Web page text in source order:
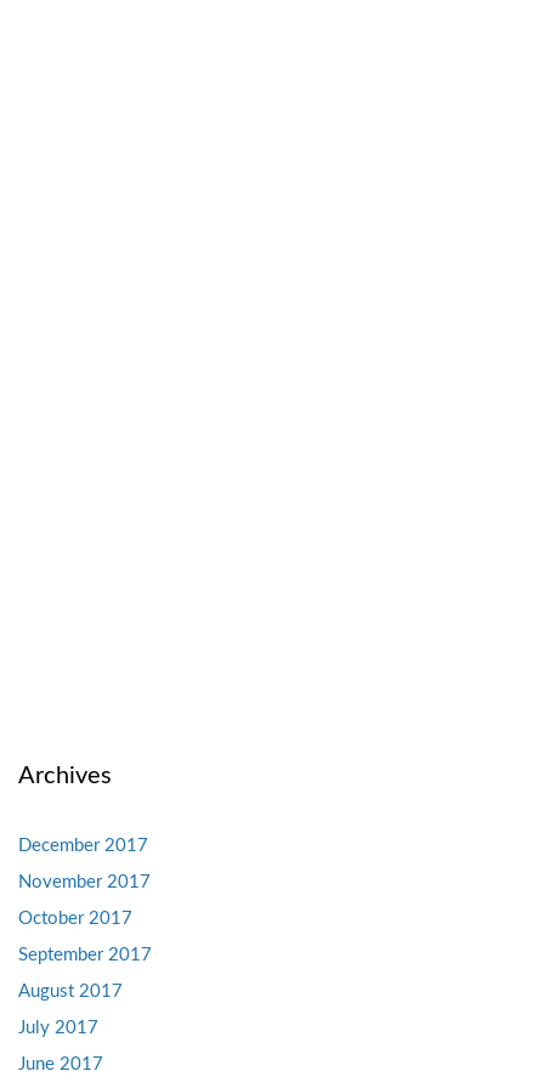
Archives
December 2017
November 2017
October 2017
September 2017
August 2017
July 2017
June 2017